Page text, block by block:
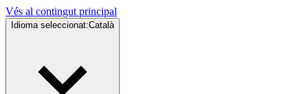
Vés al contingut principal
Idioma seleccionat:Català